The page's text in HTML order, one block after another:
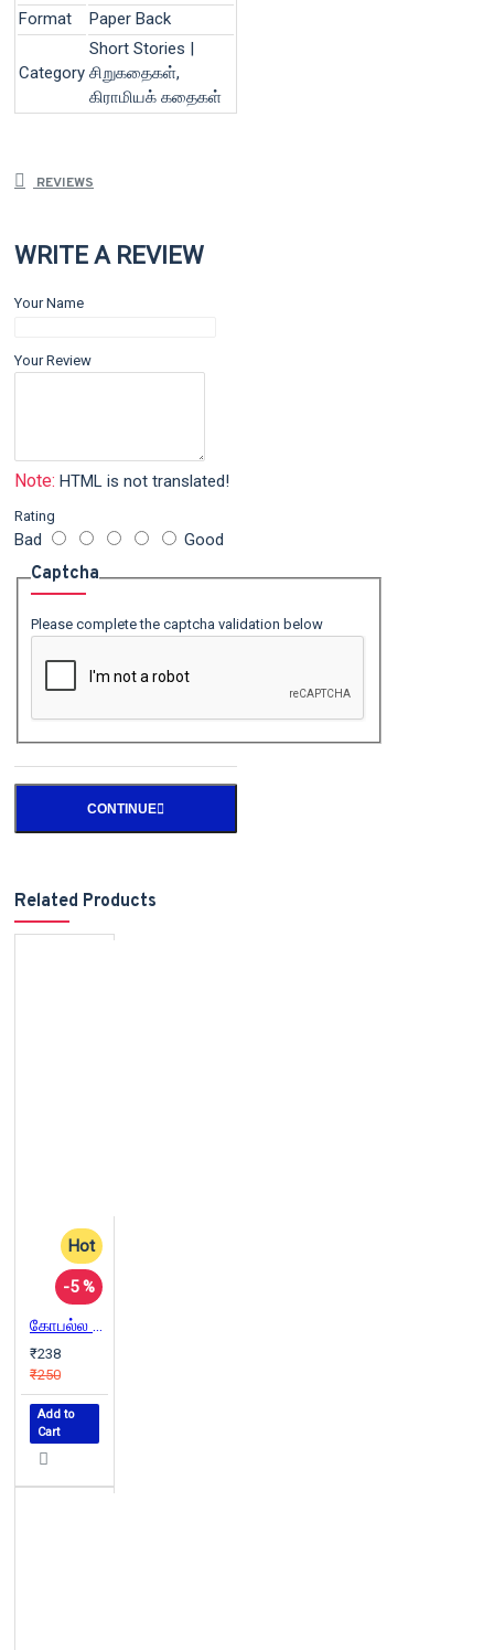
Format
Paper Back
Category
Short Stories |
சிறுகதைகள்,
கிராமியக் கதைகள்
REVIEWS
WRITE A REVIEW
Your Name
Your Review
Note: HTML is not translated!
Rating
Bad Good
Captcha
Please complete the captcha validation below
CONTINUE
Related Products
Hot
-5 %
கோபல்ல கிராமம
₹238
₹250
Add to
Cart